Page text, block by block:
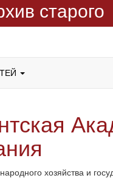
старого
хозяйства и